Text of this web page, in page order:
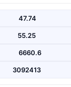
bireylerin güvenli
47.74
55.25
6660.6
3092413